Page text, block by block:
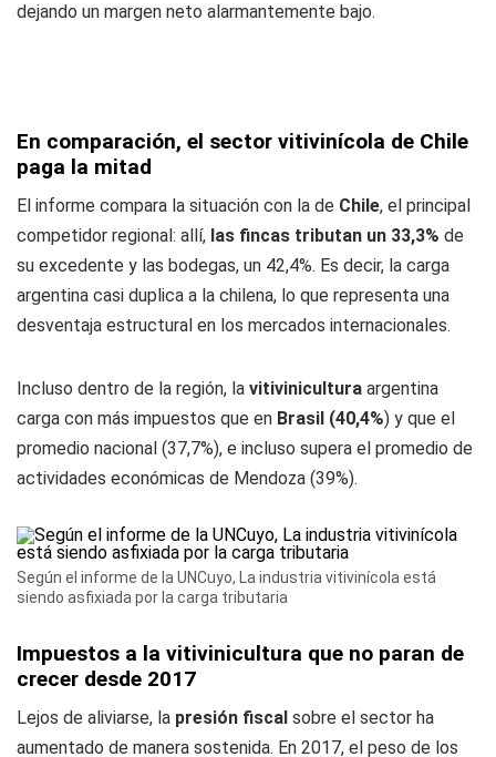
dejando un margen neto alarmantemente bajo.
En comparación, el sector vitivinícola de Chile
paga la mitad
El informe compara la situación con la de Chile, el principal
competidor regional: allí, las fincas tributan un 33,3% de
su excedente y las bodegas, un 42,4%. Es decir, la carga
argentina casi duplica a la chilena, lo que representa una
desventaja estructural en los mercados internacionales.
Incluso dentro de la región, la vitivinicultura argentina
carga con más impuestos que en Brasil (40,4%) y que el
promedio nacional (37,7%), e incluso supera el promedio de
actividades económicas de Mendoza (39%).
Según el informe de la UNCuyo, La industria vitivinícola está
siendo asfixiada por la carga tributaria
Impuestos a la vitivinicultura que no paran de
crecer desde 2017
Lejos de aliviarse, la presión fiscal sobre el sector ha
aumentado de manera sostenida. En 2017, el peso de los